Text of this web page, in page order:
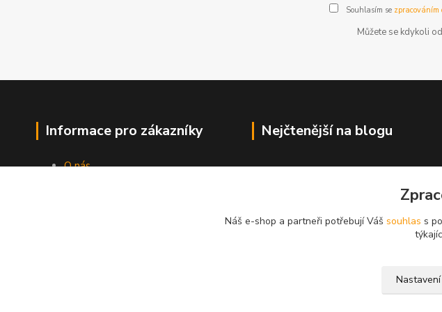
Souhlasím se zpracováním
Můžete se kdykoli
Informace pro zákazníky
O nás
Nejčtenější na blogu
Náš e-shop a partneři potřebují Váš souhlas s
Nastavení